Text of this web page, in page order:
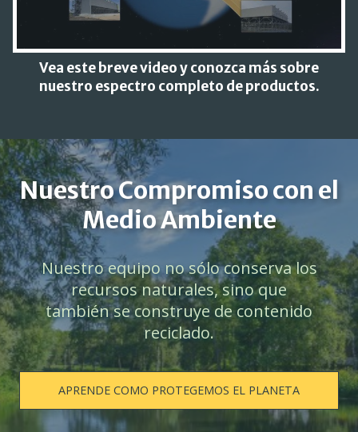
Vea este breve video y conozca más sobre
nuestro espectro completo de productos.
Nuestro Compromiso con el
Medio Ambiente
Nuestro equipo no sólo conserva los
recursos naturales, sino que
también se construye de contenido
reciclado.
APRENDE COMO PROTEGEMOS EL PLANETA